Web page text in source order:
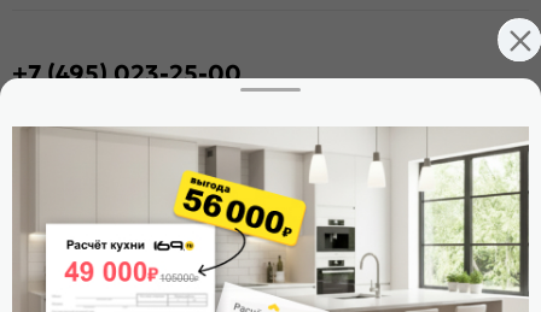
+7 (495) 023-25-00
Стать дилером
Расскажите о нас
Поделиться
Оцените магазин